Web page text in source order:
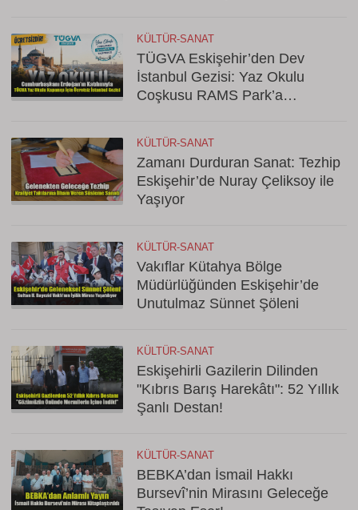
KÜLTÜR-SANAT
TÜGVA Eskişehir’den Dev
İstanbul Gezisi: Yaz Okulu
Coşkusu RAMS Park’a
KÜLTÜR-SANAT
Zamanı Durduran Sanat: Tezhip
Eskişehir’de Nuray Çeliksoy ile
Yaşıyor
KÜLTÜR-SANAT
Vakıflar Kütahya Bölge
Müdürlüğünden Eskişehir’de
Unutulmaz Sünnet Şöleni
KÜLTÜR-SANAT
Eskişehirli Gazilerin Dilinden
"Kıbrıs Barış Harekâtı": 52 Yıllık
Şanlı Destan!
KÜLTÜR-SANAT
BEBKA’dan İsmail Hakkı
Bursevî’nin Mirasını Geleceğe